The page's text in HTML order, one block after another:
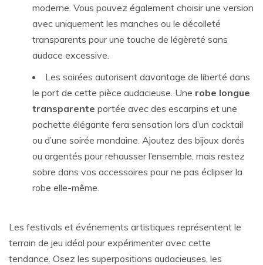
moderne. Vous pouvez également choisir une version
avec uniquement les manches ou le décolleté
transparents pour une touche de légèreté sans
audace excessive.
Les soirées autorisent davantage de liberté dans
le port de cette pièce audacieuse. Une robe longue
transparente portée avec des escarpins et une
pochette élégante fera sensation lors d’un cocktail
ou d’une soirée mondaine. Ajoutez des bijoux dorés
ou argentés pour rehausser l’ensemble, mais restez
sobre dans vos accessoires pour ne pas éclipser la
robe elle-même.
Les festivals et événements artistiques représentent le
terrain de jeu idéal pour expérimenter avec cette
tendance. Osez les superpositions audacieuses, les